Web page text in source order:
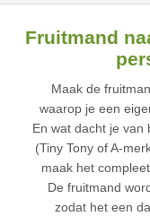
Fruitmand
Maak de
waarop je een
En wat dacht je van
(Tiny Tony of A-
maak het
De fruitmand
zodat het een